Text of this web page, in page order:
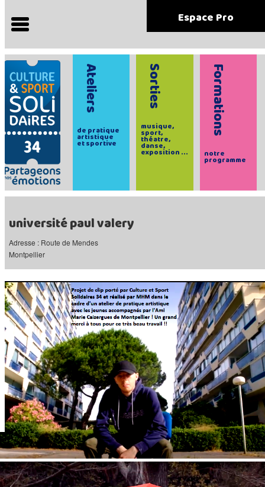
Espace Pro
Ateliers
de pratique
artistique
et sportive
Sorties
musique,
sport,
théatre,
danse,
exposition ...
Formations
notre
programme
université paul valery
Adresse : Route de Mendes
Montpellier